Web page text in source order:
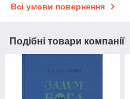
Всі умови повернення
Подібні товари компанії